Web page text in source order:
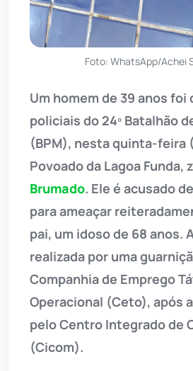
Foto: WhatsApp/Achei
Um homem de 39 anos
policiais do 24º Batalhão
(BPM), nesta quinta-feira
Povoado da Lagoa Funda,
Brumado. Ele é acusado
para ameaçar
pai, um idoso de 68 anos.
realizada por uma
Companhia de Emprego
Operacional (Ceto), após
pelo Centro Integrado de
(Cicom).